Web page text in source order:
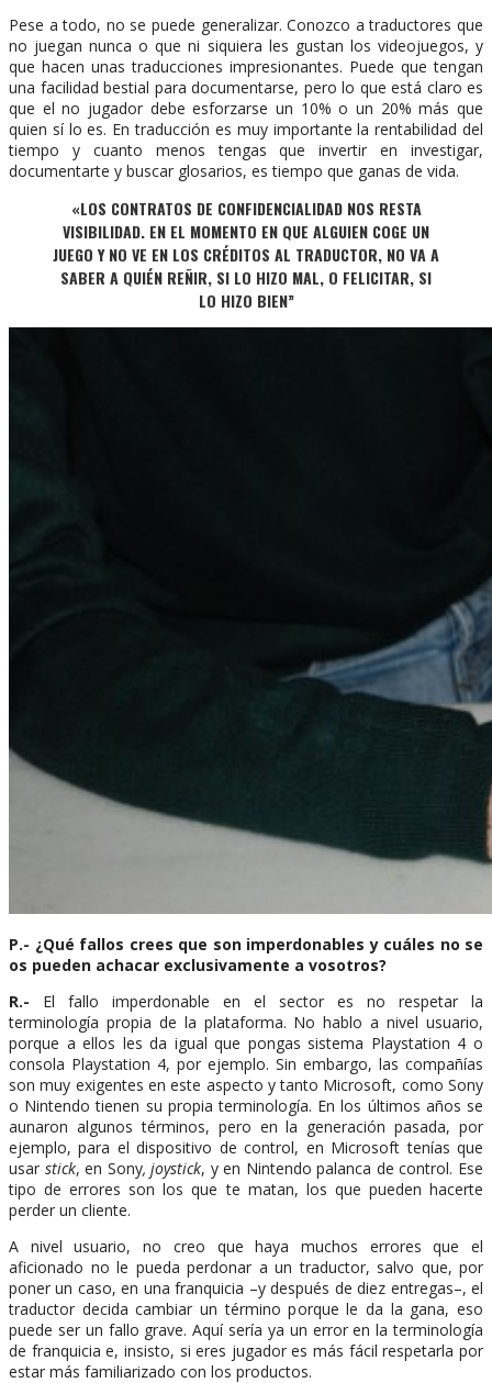
Pese a todo, no se puede generalizar. Conozco a traductores que
no juegan nunca o que ni siquiera les gustan los videojuegos, y
que hacen unas traducciones impresionantes. Puede que tengan
una facilidad bestial para documentarse, pero lo que está claro es
que el no jugador debe esforzarse un 10% o un 20% más que
quien sí lo es. En traducción es muy importante la rentabilidad del
tiempo y cuanto menos tengas que invertir en investigar,
documentarte y buscar glosarios, es tiempo que ganas de vida.
«LOS CONTRATOS DE CONFIDENCIALIDAD NOS RESTA
VISIBILIDAD. EN EL MOMENTO EN QUE ALGUIEN COGE UN
JUEGO Y NO VE EN LOS CRÉDITOS AL TRADUCTOR, NO VA A
SABER A QUIÉN REÑIR, SI LO HIZO MAL, O FELICITAR, SI
LO HIZO BIEN”
P.- ¿Qué fallos crees que son imperdonables y cuáles no se
os pueden achacar exclusivamente a vosotros?
R.- El fallo imperdonable en el sector es no respetar la
terminología propia de la plataforma. No hablo a nivel usuario,
porque a ellos les da igual que pongas sistema Playstation 4 o
consola Playstation 4, por ejemplo. Sin embargo, las compañías
son muy exigentes en este aspecto y tanto Microsoft, como Sony
o Nintendo tienen su propia terminología. En los últimos años se
aunaron algunos términos, pero en la generación pasada, por
ejemplo, para el dispositivo de control, en Microsoft tenías que
usar stick, en Sony, joystick, y en Nintendo palanca de control. Ese
tipo de errores son los que te matan, los que pueden hacerte
perder un cliente.
A nivel usuario, no creo que haya muchos errores que el
aficionado no le pueda perdonar a un traductor, salvo que, por
poner un caso, en una franquicia –y después de diez entregas–, el
traductor decida cambiar un término porque le da la gana, eso
puede ser un fallo grave. Aquí sería ya un error en la terminología
de franquicia e, insisto, si eres jugador es más fácil respetarla por
estar más familiarizado con los productos.